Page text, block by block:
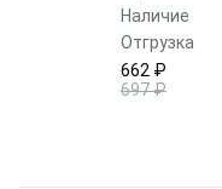
Наличие
Отгрузка
662 ₽
697 ₽